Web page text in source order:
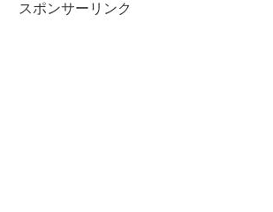
スポンサーリンク